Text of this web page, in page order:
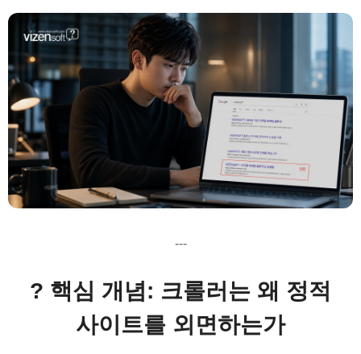
---
? 핵심 개념: 크롤러는 왜 정적
사이트를 외면하는가